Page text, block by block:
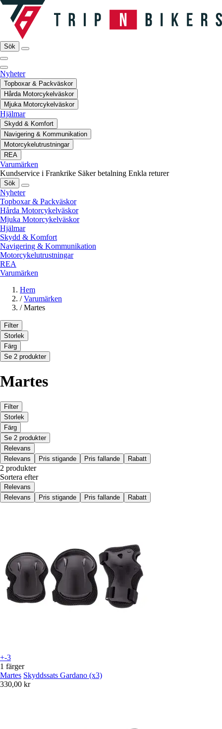
Sök
Nyheter
Topboxar & Packväskor
Hårda Motorcykelväskor
Mjuka Motorcykelväskor
Hjälmar
Skydd & Komfort
Navigering & Kommunikation
Motorcykelutrustningar
REA
Varumärken
Kundservice i Frankrike Säker betalning Enkla returer
Sök
Nyheter
Topboxar & Packväskor
Hårda Motorcykelväskor
Mjuka Motorcykelväskor
Hjälmar
Skydd & Komfort
Navigering & Kommunikation
Motorcykelutrustningar
REA
Varumärken
Hem
/ Varumärken
/ Martes
Filter
Storlek
Färg
Se 2 produkter
Martes
Filter
Storlek
Färg
Se 2 produkter
Relevans
Relevans
Pris stigande Pris fallande Rabatt
2 produkter
Sortera efter
Relevans
Relevans
Pris stigande Pris fallande Rabatt
+-3
1 färger
Martes Skyddssats Gardano (x3)
330,00 kr